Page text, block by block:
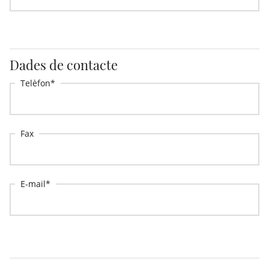
Dades de contacte
Telèfon
Fax
E-mail